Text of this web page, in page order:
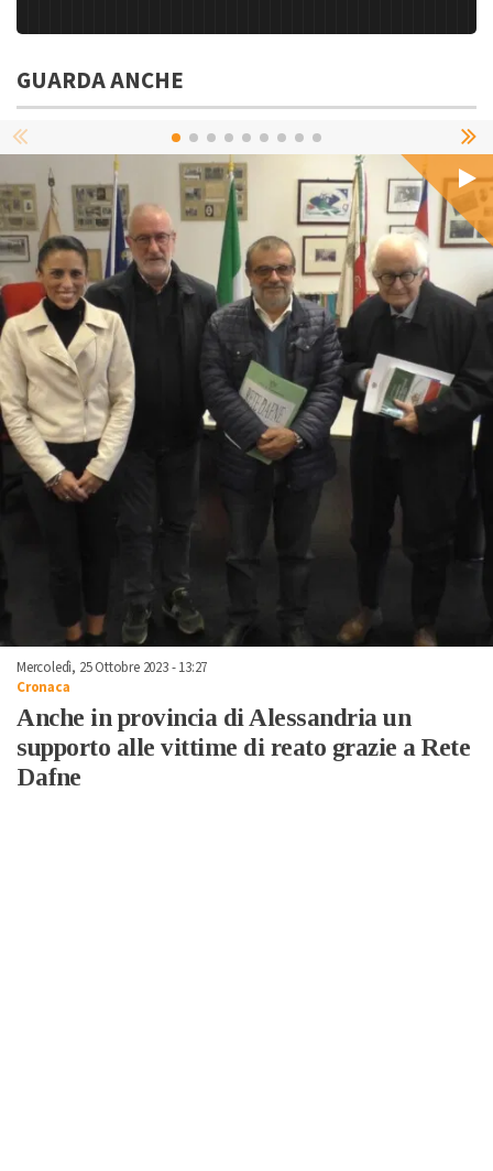
GUARDA ANCHE
Mercoledì, 25 Ottobre 2023 - 13:27
Cronaca
Anche in provincia di Alessandria un
supporto alle vittime di reato grazie a Rete
Dafne